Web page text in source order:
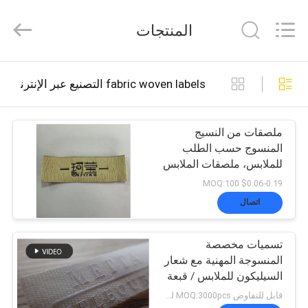
منزل
المنتجات
حول
جولة
Garment
Accessories
All
Reserved.
المنتجات
fabric woven labels التصنيع عبر الإنترنت
ملصقات من النسيج
المنسوج حسب الطلب
للملابس، ملصقات الملابس
عالية الجودة، ملصقات
العلامات التجارية للأزياء
المخصصة
$0.06-0.19 MOQ:100
اتصال
تسميات مخصصة
المنسوجة المهنية مع شعار
السيليكون للملابس / قبعة